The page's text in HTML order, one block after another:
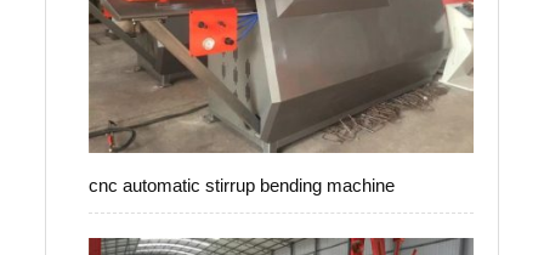
cnc automatic stirrup bending machine